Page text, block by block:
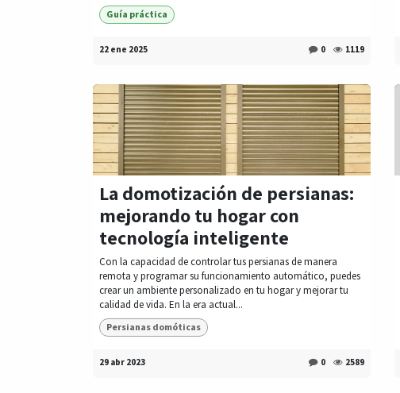
Guía práctica
22 ene 2025 0 1119
La domotización de persianas:
mejorando tu hogar con
tecnología inteligente
Con la capacidad de controlar tus persianas de manera
remota y programar su funcionamiento automático, puedes
crear un ambiente personalizado en tu hogar y mejorar tu
calidad de vida. En la era actual...
Persianas domóticas
29 abr 2023 0 2589